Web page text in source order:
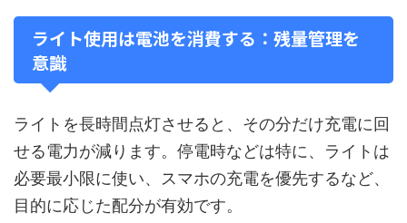
ライト使用は電池を消費する：残量管理を
意識
ライトを長時間点灯させると、その分だけ充電に回
せる電力が減ります。停電時などは特に、ライトは
必要最小限に使い、スマホの充電を優先するなど、
目的に応じた配分が有効です。